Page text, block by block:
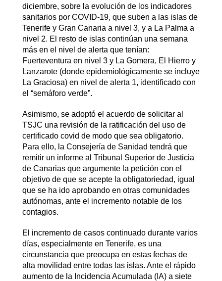
diciembre, sobre la evolución de los indicadores
sanitarios por COVID-19, que suben a las islas de
Tenerife y Gran Canaria a nivel 3, y a La Palma a
nivel 2. El resto de islas continúan una semana
más en el nivel de alerta que tenían:
Fuerteventura en nivel 3 y La Gomera, El Hierro y
Lanzarote (donde epidemiológicamente se incluye
La Graciosa) en nivel de alerta 1, identificado con
el “semáforo verde”.
Asimismo, se adoptó el acuerdo de solicitar al
TSJC una revisión de la ratificación del uso de
certificado covid de modo que sea obligatorio.
Para ello, la Consejería de Sanidad tendrá que
remitir un informe al Tribunal Superior de Justicia
de Canarias que argumente la petición con el
objetivo de que se acepte la obligatoriedad, igual
que se ha ido aprobando en otras comunidades
autónomas, ante el incremento notable de los
contagios.
El incremento de casos continuado durante varios
días, especialmente en Tenerife, es una
circunstancia que preocupa en estas fechas de
alta movilidad entre todas las islas. Ante el rápido
aumento de la Incidencia Acumulada (IA) a siete